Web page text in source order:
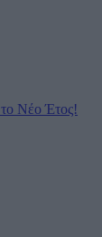
Νέο Έτος!